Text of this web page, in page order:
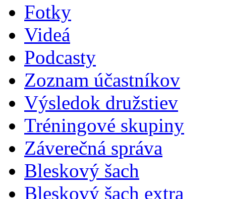
Fotky
Videá
Podcasty
Zoznam účastníkov
Výsledok družstiev
Tréningové skupiny
Záverečná správa
Bleskový šach
Bleskový šach extra